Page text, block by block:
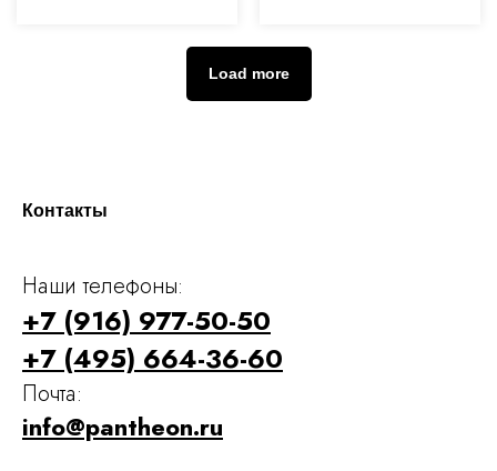
Load more
Контакты
Наши телефоны:
+7 (916) 977-50-50
+7 (495) 664-36-60
Почта:
info@pantheon.ru